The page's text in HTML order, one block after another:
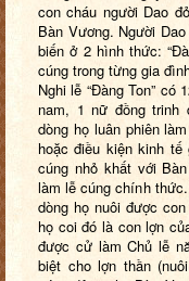
con cháu người Dao
Bàn Vương. Người
biến ở 2 hình thức:
cúng trong từng gia
Nghi lễ “Đàng Ton” có
nam, 1 nữ đồng trinh
dòng họ luân phiên
hoặc điều kiện kinh
cúng nhỏ khất với
làm lễ cúng chính
dòng họ nuôi được
họ coi đó là con lợn
được cử làm Chủ lễ
biệt cho lợn thần